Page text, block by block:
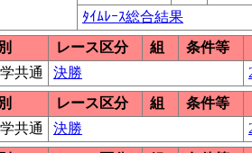
ﾀｲﾑﾚｰｽ総合結果
レース区分 組
条件等
共通 決勝
レース区分 組
条件等
共通 決勝